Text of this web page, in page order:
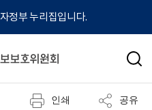
정부 누리집입니다.
검
인쇄 공유